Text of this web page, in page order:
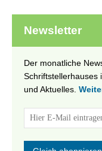
Newsletter
Der monatliche
Schriftstellerhauses
und Aktuelles.